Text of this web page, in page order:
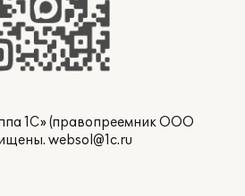
1С» (правопреемник ООО
websol@1c.ru